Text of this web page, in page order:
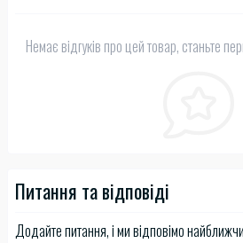
Немає відгуків про цей товар, станьте
Питання та відповіді
Додайте питання, і ми відповімо